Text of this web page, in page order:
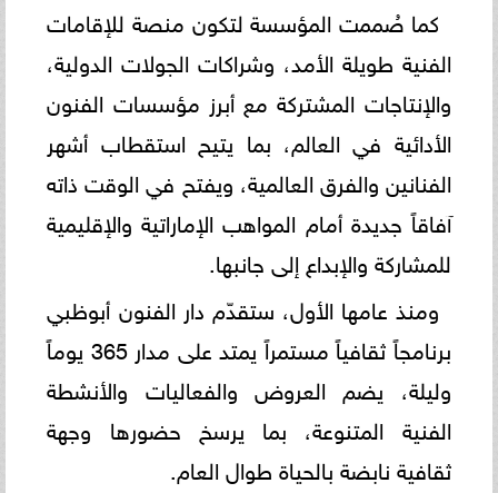
كما صُممت المؤسسة لتكون منصة للإقامات
الفنية طويلة الأمد، وشراكات الجولات الدولية،
والإنتاجات المشتركة مع أبرز مؤسسات الفنون
الأدائية في العالم، بما يتيح استقطاب أشهر
الفنانين والفرق العالمية، ويفتح في الوقت ذاته
آفاقاً جديدة أمام المواهب الإماراتية والإقليمية
للمشاركة والإبداع إلى جانبها.
ومنذ عامها الأول، ستقدّم دار الفنون أبوظبي
برنامجاً ثقافياً مستمراً يمتد على مدار 365 يوماً
وليلة، يضم العروض والفعاليات والأنشطة
الفنية المتنوعة، بما يرسخ حضورها وجهة
ثقافية نابضة بالحياة طوال العام.